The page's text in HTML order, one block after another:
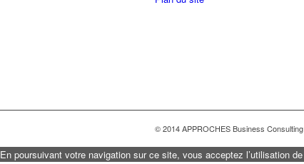
© 2014 APPROCHES Business
En poursuivant votre navigation sur ce site, vous acceptez l’utilisation